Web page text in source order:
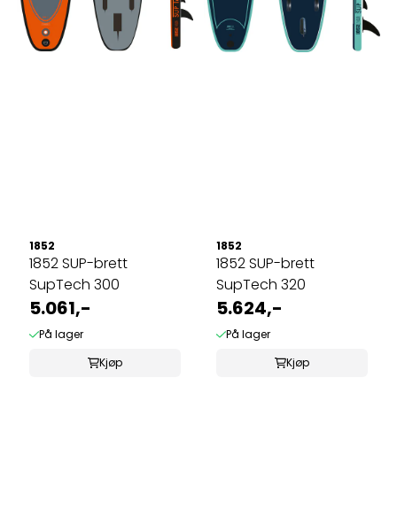
1852
1852 SUP-brett
SupTech 300
5.061,-
På lager
Kjøp
1852
1852 SUP-brett
SupTech 320
5.624,-
På lager
Kjøp